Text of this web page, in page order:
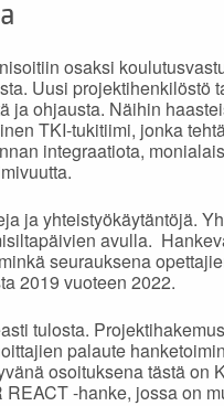
osaksi
Uusi projektihenkilöstö
ja ohjausta. Näihin
TKI-tukitiimi, jonka
integraatiota,
ja yhteistyökäytäntöjä.
avulla.
seurauksena
2019 vuoteen 2022.
tulosta.
palaute
osoituksena tästä on
-hanke, jossa on